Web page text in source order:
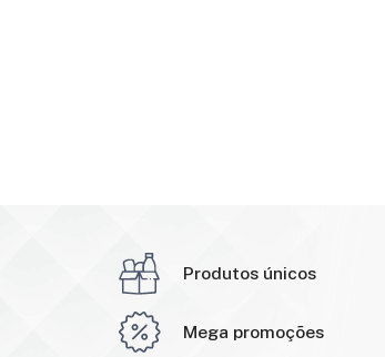
Produtos únicos
Mega promoções